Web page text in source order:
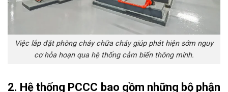
Việc lắp đặt phòng cháy chữa cháy giúp phát hiện sớm nguy
cơ hỏa hoạn qua hệ thống cảm biến thông minh.
2. Hệ thống PCCC bao gồm những bộ phận